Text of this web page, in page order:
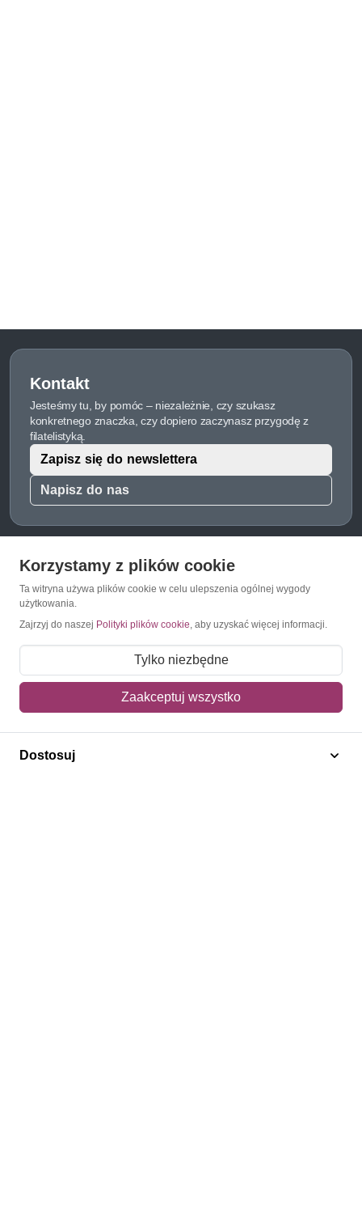
Kontakt
Jesteśmy tu, by pomóc – niezależnie, czy szukasz
konkretnego znaczka, czy dopiero zaczynasz przygodę z
filatelistyką.
Napisz do nas
Zapisz się do newslettera
O Znaczkopol.pl
O nas
Blog
Regulamin
Polityka prywatności
Mapa strony
Kontakt
Korzystamy z plików cookie
Ta witryna używa plików cookie w celu ulepszenia ogólnej wygody
użytkowania.
Zajrzyj do naszej Polityki plików cookie, aby uzyskać więcej informacji.
Tylko niezbędne
Zaakceptuj wszystko
Dostosuj